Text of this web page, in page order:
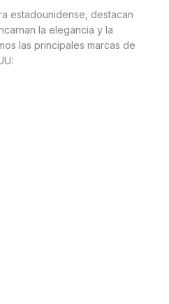
estadounidense, destacan
la elegancia y la
las principales marcas de